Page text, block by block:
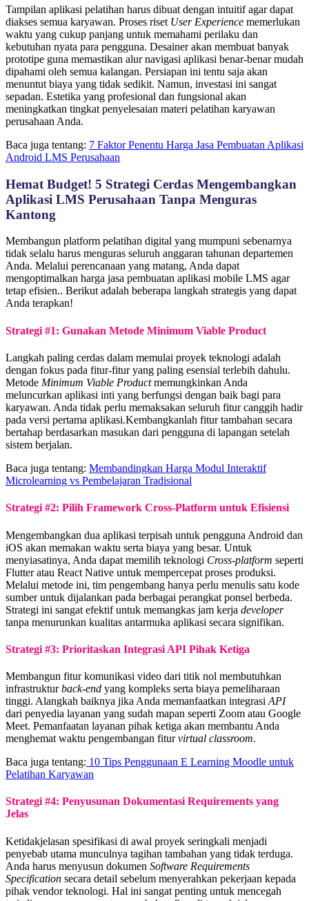
Tampilan aplikasi pelatihan harus dibuat dengan intuitif agar dapat
diakses semua karyawan. Proses riset User Experience memerlukan
waktu yang cukup panjang untuk memahami perilaku dan
kebutuhan nyata para pengguna. Desainer akan membuat banyak
prototipe guna memastikan alur navigasi aplikasi benar-benar mudah
dipahami oleh semua kalangan. Persiapan ini tentu saja akan
menuntut biaya yang tidak sedikit. Namun, investasi ini sangat
sepadan. Estetika yang profesional dan fungsional akan
meningkatkan tingkat penyelesaian materi pelatihan karyawan
perusahaan Anda.
Baca juga tentang: 7 Faktor Penentu Harga Jasa Pembuatan Aplikasi
Android LMS Perusahaan
Hemat Budget! 5 Strategi Cerdas Mengembangkan
Aplikasi LMS Perusahaan Tanpa Menguras
Kantong
Membangun platform pelatihan digital yang mumpuni sebenarnya
tidak selalu harus menguras seluruh anggaran tahunan departemen
Anda. Melalui perencanaan yang matang, Anda dapat
mengoptimalkan harga jasa pembuatan aplikasi mobile LMS agar
tetap efisien.. Berikut adalah beberapa langkah strategis yang dapat
Anda terapkan!
Strategi #1: Gunakan Metode Minimum Viable Product
Langkah paling cerdas dalam memulai proyek teknologi adalah
dengan fokus pada fitur-fitur yang paling esensial terlebih dahulu.
Metode Minimum Viable Productmemungkinkan Anda
meluncurkan aplikasi inti yang berfungsi dengan baik bagi para
karyawan. Anda tidak perlu memaksakan seluruh fitur canggih hadir
pada versi pertama aplikasi.Kembangkanlah fitur tambahan secara
bertahap berdasarkan masukan dari pengguna di lapangan setelah
sistem berjalan.
Baca juga tentang: Membandingkan Harga Modul Interaktif
Microlearning vs Pembelajaran Tradisional
Strategi #2: Pilih Framework Cross-Platform untuk Efisiensi
Mengembangkan dua aplikasi terpisah untuk pengguna Android dan
iOS akan memakan waktu serta biaya yang besar. Untuk
menyiasatinya, Anda dapat memilih teknologi Cross-platform seperti
Flutter atau React Native untuk mempercepat proses produksi.
Melalui metode ini, tim pengembang hanya perlu menulis satu kode
sumber untuk dijalankan pada berbagai perangkat ponsel berbeda.
Strategi ini sangat efektif untuk memangkas jam kerja developer
tanpa menurunkan kualitas antarmuka aplikasi secara signifikan.
Strategi #3: Prioritaskan Integrasi API Pihak Ketiga
Membangun fitur komunikasi video dari titik nol membutuhkan
infrastrukturback-end yang kompleks serta biaya pemeliharaan
tinggi. Alangkah baiknya jika Anda memanfaatkan integrasi API
dari penyedia layanan yang sudah mapan seperti Zoom atau Google
Meet. Pemanfaatan layanan pihak ketiga akan membantu Anda
menghemat waktu pengembangan fiturvirtual classroom.
Baca juga tentang: 10 Tips Penggunaan E Learning Moodle untuk
Pelatihan Karyawan
Strategi #4: Penyusunan Dokumentasi Requirements yang
Jelas
Ketidakjelasan spesifikasi di awal proyek seringkali menjadi
penyebab utama munculnya tagihan tambahan yang tidak terduga.
Anda harus menyusun dokumen Software Requirements
Specification secara detail sebelum menyerahkan pekerjaan kepada
pihak vendor teknologi. Hal ini sangat penting untuk mencegah